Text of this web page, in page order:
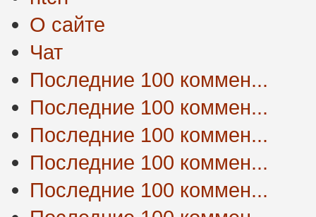
О сайте
Чат
Последние 100 коммен...
Последние 100 коммен...
Последние 100 коммен...
Последние 100 коммен...
Последние 100 коммен...